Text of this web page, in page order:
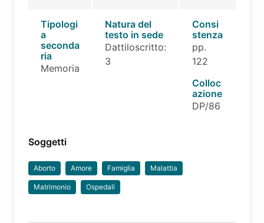
Tipologi
a
seconda
ria
Memoria
Natura del
testo in sede
Dattiloscritto:
3
Consi
stenza
pp.
122
Colloc
azione
DP/86
Soggetti
Aborto Amore Famiglia Malattia
Matrimonio Ospedali